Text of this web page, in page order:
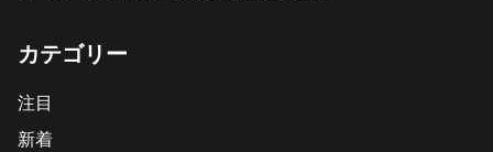
カテゴリー
注目
新着